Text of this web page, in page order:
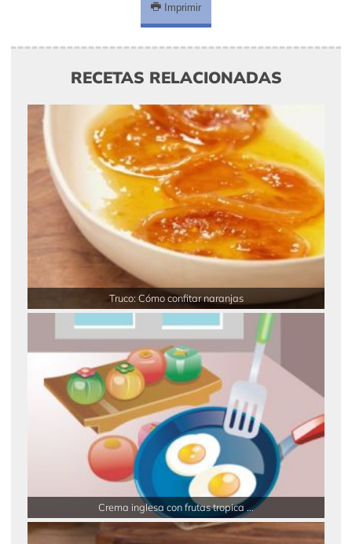
Imprimir
RECETAS RELACIONADAS
Truco: Cómo confitar naranjas
Crema inglesa con frutas tropica ...